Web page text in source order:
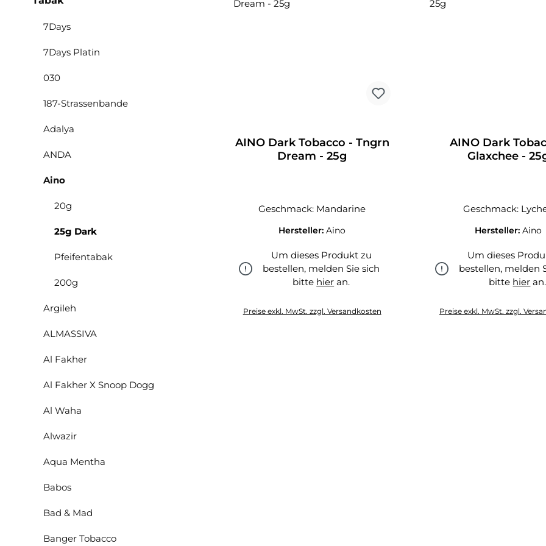
7Days
7Days Platin
030
187-Strassenbande
Adalya
ANDA
Aino
20g
25g Dark
Pfeifentabak
200g
Argileh
ALMASSIVA
Al Fakher
Al Fakher X Snoop Dogg
Al Waha
Alwazir
Aqua Mentha
Babos
Bad & Mad
Banger Tobacco
AINO Dark Tobacco - Tngrn
Dream - 25g
Geschmack: Mandarine
Hersteller:Aino
Um dieses Produkt zu
bestellen, melden Sie sich
bitte hier an.
Preise exkl. MwSt. zzgl. Versandkosten
AINO Dark
Glaxchee -
Geschmack:
Hersteller:Aino
Um dieses
bestellen, melden
bitte hier an.
Preise exkl. MwSt. zzgl.